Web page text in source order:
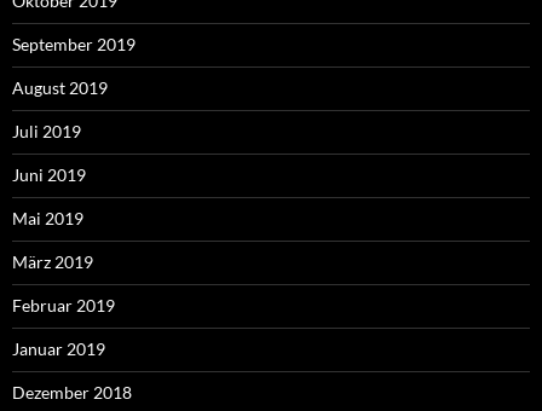
September 2019
August 2019
Juli 2019
Juni 2019
Mai 2019
März 2019
Februar 2019
Januar 2019
Dezember 2018